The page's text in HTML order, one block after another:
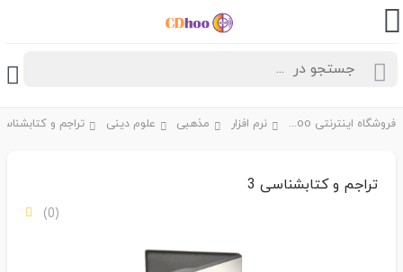
فروشگاه اینترنتی CDhoo نرم افزار مذهبی علوم دینی تراجم و
تراجم و کتابشناسی 3
(0)